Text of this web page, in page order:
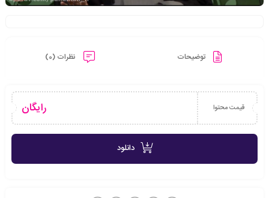
توضیحات نظرات (0)
قیمت محتوا رایگان
دانلود